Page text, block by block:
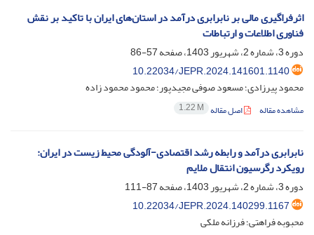
اثرفراگیری مالی بر نابرابری درآمد در استان‌های ایران با تاکید بر نقش
فناوری اطلاعات و ارتباطات
دوره 3، شماره 2، شهریور 1403، صفحه
57-86
10.22034/JEPR.2024.141601.1140
محمود پیرزادی؛ مسعود صوفی مجیدپور؛ محمود محمود زاده
مشاهده مقاله اصل مقاله 1.22 M
نابرابری درآمد و رابطه رشد اقتصادی-آلودگی محیط زیست در ایران:
رویکرد رگرسیون انتقال ملایم
دوره 3، شماره 2، شهریور 1403، صفحه
87-111
10.22034/JEPR.2024.140299.1167
محبوبه فراهتی؛ فرزانه ملکی